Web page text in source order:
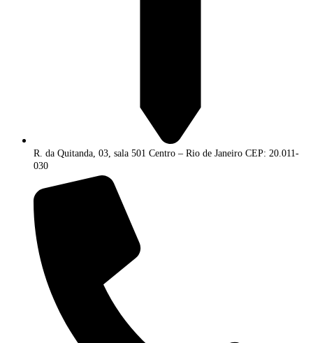
R. da Quitanda, 03, sala 501 Centro – Rio de Janeiro CEP: 20.011-
030